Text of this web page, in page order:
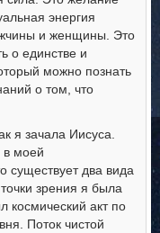
энергия
и женщины. Это
о единстве и
можно познать
о том, что
я зачала Иисуса.
в моей
существует два вида
зрения я была
космический акт по
Поток чистой